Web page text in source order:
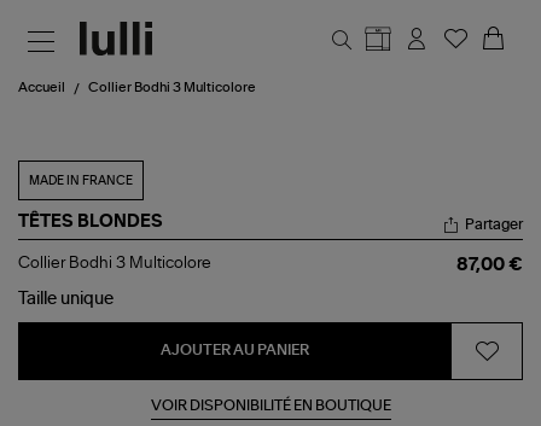
Accueil Collier Bodhi 3 Multicolore
MADE IN FRANCE
TÊTES BLONDES
Collier
3
Partager
Collier Bodhi 3 Multicolore
87,00 €
Taille unique
AJOUTER AU PANIER
VOIR DISPONIBILITÉ EN BOUTIQUE